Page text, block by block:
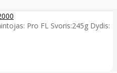
Pro FL Svoris:245g Dydis: